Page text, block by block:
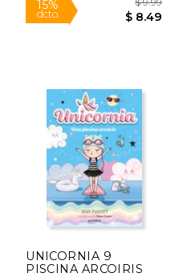
Rápido
UNICORNIA 9
PISCINA ARCOIRIS